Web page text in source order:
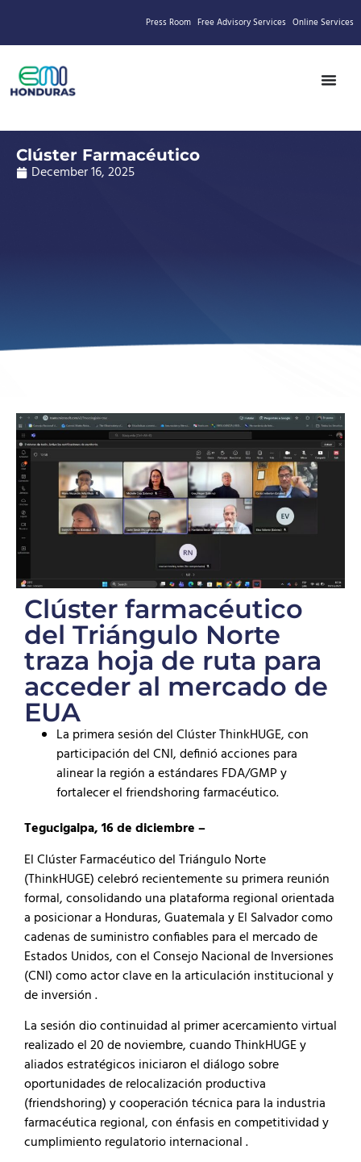
Press Room Free Advisory Services Online Services
Clúster Farmacéutico
December 16, 2025
Clúster farmacéutico
del Triángulo Norte
traza hoja de ruta para
acceder al mercado de
EUA
La primera sesión del Clúster ThinkHUGE, con
participación del CNI, definió acciones para
alinear la región a estándares FDA/GMP y
fortalecer el friendshoring farmacéutico.
Tegucigalpa, 16 de diciembre –
El Clúster Farmacéutico del Triángulo Norte
(ThinkHUGE) celebró recientemente su primera reunión
formal, consolidando una plataforma regional orientada
a posicionar a Honduras, Guatemala y El Salvador como
cadenas de suministro confiables para el mercado de
Estados Unidos, con el Consejo Nacional de Inversiones
(CNI) como actor clave en la articulación institucional y
de inversión .
La sesión dio continuidad al primer acercamiento virtual
realizado el 20 de noviembre, cuando ThinkHUGE y
aliados estratégicos iniciaron el diálogo sobre
oportunidades de relocalización productiva
(friendshoring) y cooperación técnica para la industria
farmacéutica regional, con énfasis en competitividad y
cumplimiento regulatorio internacional .